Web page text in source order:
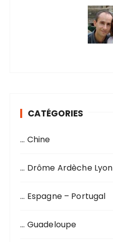
CATÉGORIES
… Chine
… Drôme Ardèche Lyon
… Espagne – Portugal
… Guadeloupe